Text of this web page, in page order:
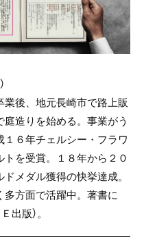
後、地元長崎市で路上販
造りを始める。事業がう
６年チェルシー・フラワ
を受賞。１８年から２０
メダル獲得の快挙達成。
方面で活躍中。著書に
出版）。